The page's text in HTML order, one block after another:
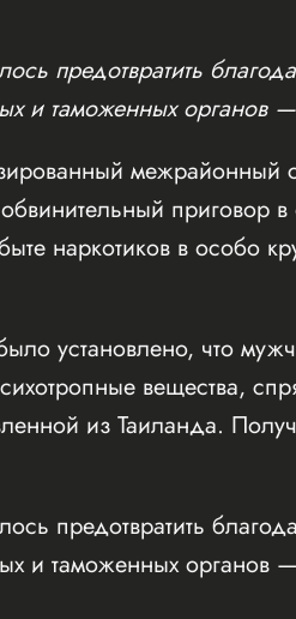
предотвратить
и таможенных органов
межрайонный
приговор
наркотиков в особо
установлено, что
вещества,
из Таиланда.
предотвратить
и таможенных органов